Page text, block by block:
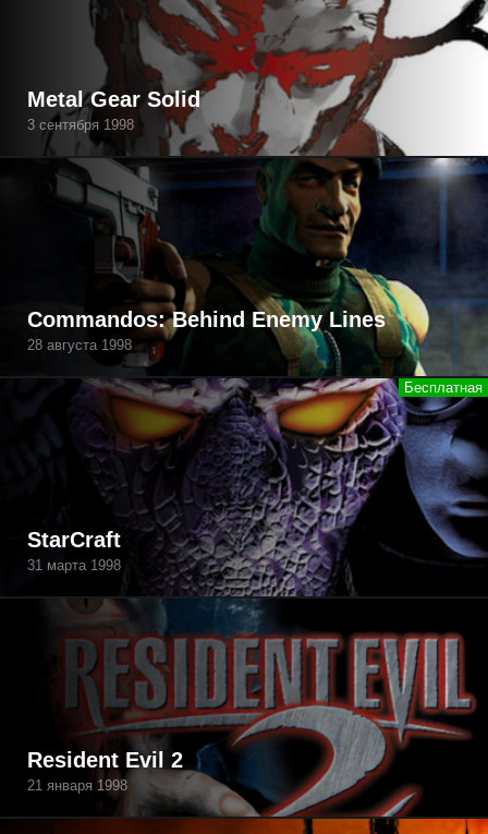
Metal Gear Solid
3 сентября 1998
Commandos: Behind Enemy Lines
28 августа 1998
StarCraft
31 марта 1998
Resident Evil 2
21 января 1998